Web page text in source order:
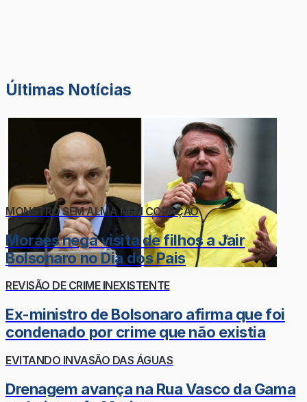
Últimas Notícias
MONSTRO SEM ALMA NEM CORAÇÃO
Moraes nega visita de filhos a Jair
Bolsonaro no Dia dos Pais
REVISÃO DE CRIME INEXISTENTE
Ex-ministro de Bolsonaro afirma que foi
condenado por crime que não existia
EVITANDO INVASÃO DAS ÁGUAS
Drenagem avança na Rua Vasco da Gama